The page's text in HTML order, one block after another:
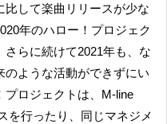
比して楽曲リリースが少な
年のハロー！プロジェク
さらに続けて2021年も、な
のような活動ができずにい
プロジェクトは、M-line
を行ったり、同じマネジメ